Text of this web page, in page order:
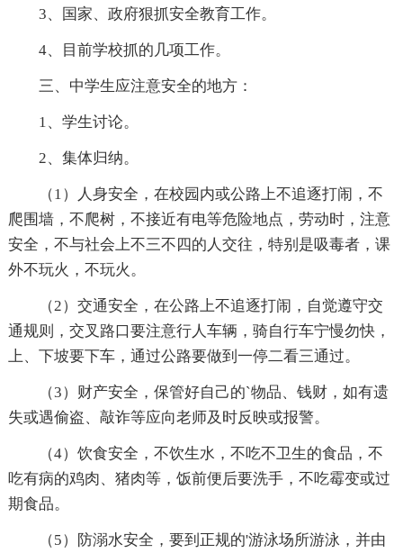
3、国家、政府狠抓安全教育工作。
4、目前学校抓的几项工作。
三、中学生应注意安全的地方：
1、学生讨论。
2、集体归纳。
（1）人身安全，在校园内或公路上不追逐打闹，不
爬围墙，不爬树，不接近有电等危险地点，劳动时，注意
安全，不与社会上不三不四的人交往，特别是吸毒者，课
外不玩火，不玩火。
（2）交通安全，在公路上不追逐打闹，自觉遵守交
通规则，交叉路口要注意行人车辆，骑自行车宁慢勿快，
上、下坡要下车，通过公路要做到一停二看三通过。
（3）财产安全，保管好自己的`物品、钱财，如有遗
失或遇偷盗、敲诈等应向老师及时反映或报警。
（4）饮食安全，不饮生水，不吃不卫生的食品，不
吃有病的鸡肉、猪肉等，饭前便后要洗手，不吃霉变或过
期食品。
（5）防溺水安全，要到正规的'游泳场所游泳，并由